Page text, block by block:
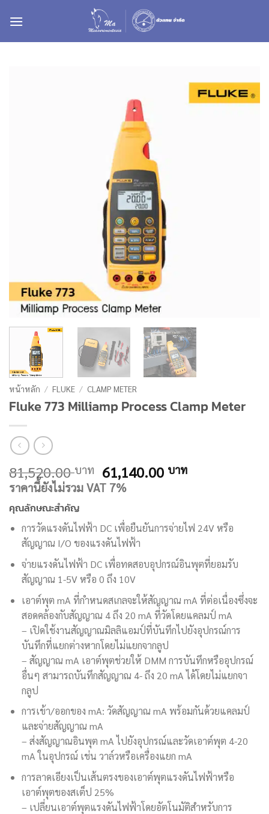
หน้าหลัก / FLUKE / CLAMP METER
Fluke 773 Milliamp Process Clamp Meter
81,520.00บาท Original
price
61,140.00 บาทCurrent
ราคานี้ยังไม่รวม VAT 7%
คุณลักษณะสำคัญ
การวัดแรงดันไฟฟ้า DC เพื่อยืนยันการจ่ายไฟ 24V หรือ
สัญญาณ I/O ของแรงดันไฟฟ้า
จ่ายแรงดันไฟฟ้า DC เพื่อทดสอบอุปกรณ์อินพุตที่ยอมรับ
สัญญาณ 1-5V หรือ 0 ถึง 10V
เอาต์พุต mA ที่กำหนดสเกลจะให้สัญญาณ mA ที่ต่อเนื่องซึ่งจะ
สอดคล้องกับสัญญาณ 4 ถึง 20 mA ที่วัดโดยแคลมป์ mA
– เปิดใช้งานสัญญาณมิลลิแอมป์ที่บันทึกไปยังอุปกรณ์การ
บันทึกที่แยกต่างหากโดยไม่แยกจากลูป
– สัญญาณ mA เอาต์พุตช่วยให้ DMM การบันทึกหรืออุปกรณ์
อื่นๆ สามารถบันทึกสัญญาณ 4- ถึง 20 mA ได้โดยไม่แยกจา
กลูป
การเข้า/ออกของ mA: วัดสัญญาณ mA พร้อมกันด้วยแคลมป์
และจ่ายสัญญาณ mA
– ส่งสัญญาณอินพุต mA ไปยังอุปกรณ์และวัดเอาต์พุต 4-20
mA ในอุปกรณ์ เช่น วาล์วหรือเครื่องแยก mA
การลาดเอียงเป็นเส้นตรงของเอาต์พุตแรงดันไฟฟ้าหรือ
เอาต์พุตของสเต็ป 25%
– เปลี่ยนเอาต์พุตแรงดันไฟฟ้าโดยอัตโนมัติสำหรับการ